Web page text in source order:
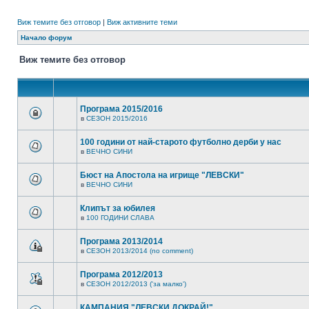
Виж темите без отговор | Виж активните теми
Начало форум
Виж темите без отговор
Програма 2015/2016
в СЕЗОН 2015/2016
100 години от най-старото футболно дерби у нас
в ВЕЧНО СИНИ
Бюст на Апостола на игрище "ЛЕВСКИ"
в ВЕЧНО СИНИ
Клипът за юбилея
в 100 ГОДИНИ СЛАВА
Програма 2013/2014
в СЕЗОН 2013/2014 (no comment)
Програма 2012/2013
в СЕЗОН 2012/2013 ('за малко')